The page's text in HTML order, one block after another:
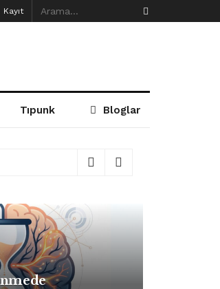
Kayıt
Tıpunk Bloglar